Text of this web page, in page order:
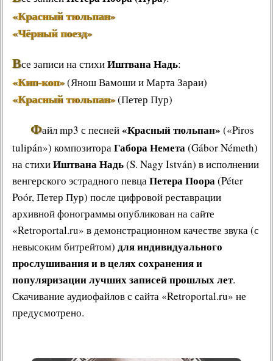
«Красный тюльпан»
«Чёрный поезд»
Все записи на стихиИштвана Надь:
«Кип-коп»(Янош Вамоши и Марта Зараи)
«Красный тюльпан»(Петер Пур)
Файл mp3 с песней«Красный тюльпан» («Piros
tulipán») композитораГабора Немета(Gábor Németh)
на стихиИштвана Надь(S. Nagy István) в исполнении
венгерского эстрадного певцаПетера Поора(Péter
Poór, Петер Пур) после цифровой реставрации
архивной фонограммы опубликован на сайте
«Retroportal.ru» в демонстрационном качестве звука (с
невысоким битрейтом) для индивидуального
прослушивания и в целях сохранения и
популяризации лучших записей прошлых лет.
Скачивание аудиофайлов с сайта «Retroportal.ru» не
предусмотрено.